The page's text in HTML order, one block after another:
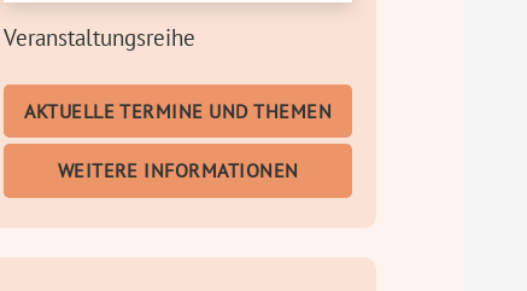
Veranstaltungsreihe
AKTUELLE TERMINE UND THEMEN
WEITERE INFORMATIONEN